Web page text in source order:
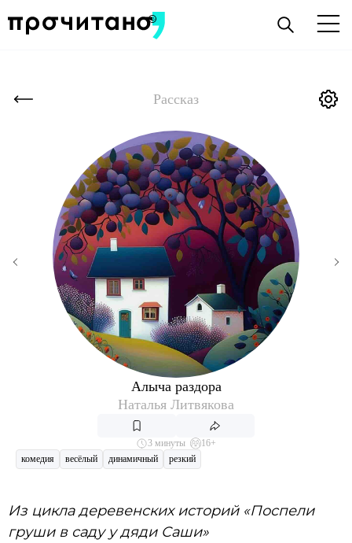
Рассказ
Алыча раздора
Наталья Литвякова
3 минуты
16+
комедия
весёлый динамичный резкий
Из цикла деревенских историй «Поспели
груши в саду у дяди Саши»